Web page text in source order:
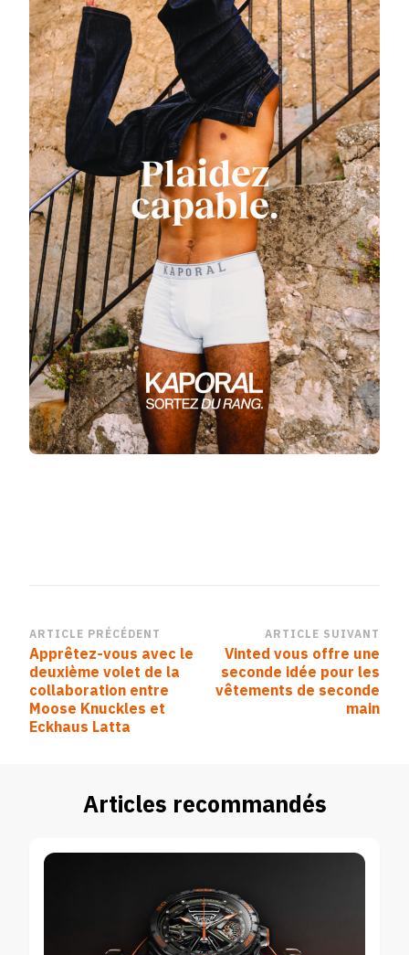
Navigation
d’article
ARTICLE PRÉCÉDENT
Apprêtez-vous avec le
deuxième volet de la
collaboration entre
Moose Knuckles et
Eckhaus Latta
ARTICLE SUIVANT
Vinted vous offre une
seconde idée pour les
vêtements de seconde
main
Articles recommandés